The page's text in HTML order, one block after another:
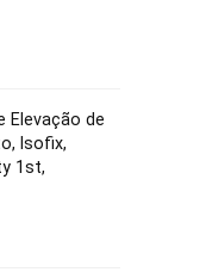
Elevação de
Isofix,
1st,